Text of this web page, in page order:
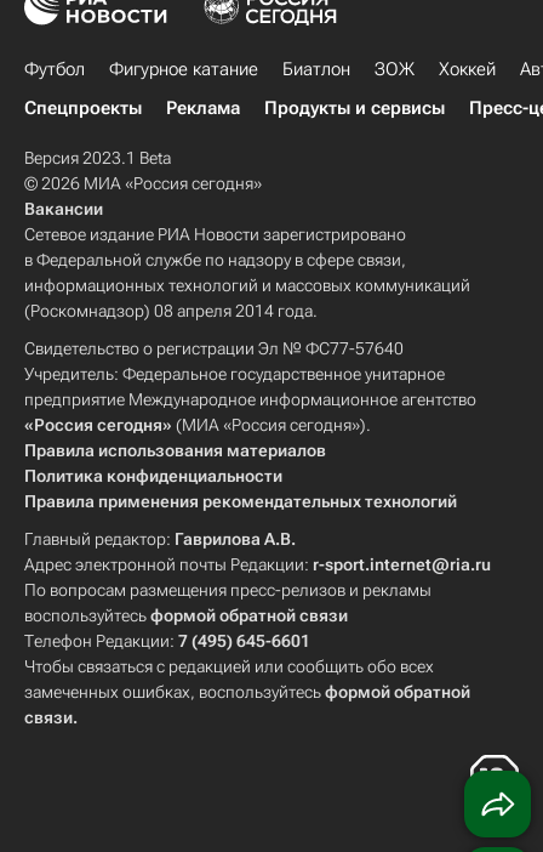
Футбол Фигурное катание Биатлон ЗОЖ Хоккей
Спецпроекты
Реклама Продукты и сервисы Пресс-
Версия 2023.1 Beta
© 2026 МИА «Россия сегодня»
Вакансии
Сетевое издание РИА Новости зарегистрировано
в Федеральной службе по надзору в сфере связи,
информационных технологий и массовых коммуникаций
(Роскомнадзор) 08 апреля 2014 года.
Свидетельство о регистрации Эл № ФС77-57640
Учредитель: Федеральное государственное унитарное
предприятие Международное информационное агентство
«Россия сегодня» (МИА «Россия сегодня»).
Правила использования материалов
Политика конфиденциальности
Правила применения рекомендательных технологий
Главный редактор: Гаврилова А.В.
Адрес электронной почты Редакции: r-sport.internet@ria.ru
По вопросам размещения пресс-релизов и рекламы
воспользуйтесьформой обратной связи
Телефон Редакции: 7 (495) 645-6601
Чтобы связаться с редакцией или сообщить обо всех
замеченных ошибках, воспользуйтесьформой обратной
связи.